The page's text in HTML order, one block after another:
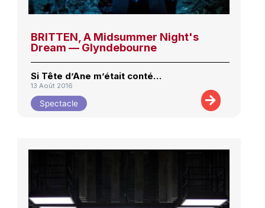
BRITTEN, A Midsummer Night's
Dream — Glyndebourne
Si Tête d’Ane m’était conté…
13 Août 2016
Spectacle